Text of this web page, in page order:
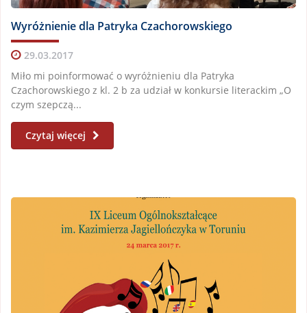
Wyróżnienie dla Patryka Czachorowskiego
29.03.2017
Miło mi poinformować o wyróżnieniu dla Patryka
Czachorowskiego z kl. 2 b za udział w konkursie literackim „O
czym szepczą...
Czytaj więcej